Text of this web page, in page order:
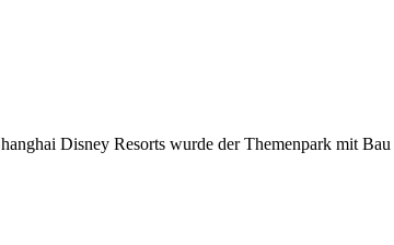
Disney Resorts wurde der Themenpark mit